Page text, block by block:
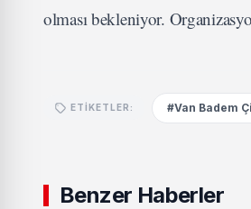
olması bekleniyor.
ETIKETLER: #Van Badem
Benzer Haberler